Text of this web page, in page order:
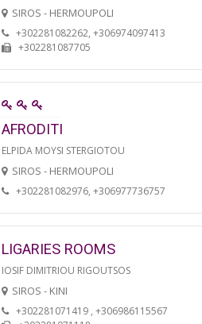
SIROS - HERMOUPOLI
+302281082262, +306974097413
+302281087705
AFRODITI
ELPIDA MOYSI STERGIOTOU
SIROS - HERMOUPOLI
+302281082976, +306977736757
LIGARIES ROOMS
IOSIF DIMITRIOU RIGOUTSOS
SIROS - KINI
+302281071419 , +306986115567